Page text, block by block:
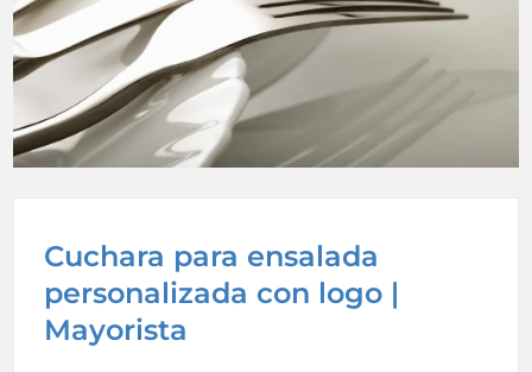
Cuchara para ensalada
personalizada con logo |
Mayorista